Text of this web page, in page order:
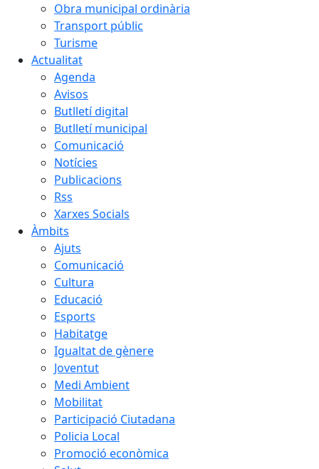
Obra municipal ordinària
Transport públic
Turisme
Actualitat
Agenda
Avisos
Butlletí digital
Butlletí municipal
Comunicació
Notícies
Publicacions
Rss
Xarxes Socials
Àmbits
Ajuts
Comunicació
Cultura
Educació
Esports
Habitatge
Igualtat de gènere
Joventut
Medi Ambient
Mobilitat
Participació Ciutadana
Policia Local
Promoció econòmica